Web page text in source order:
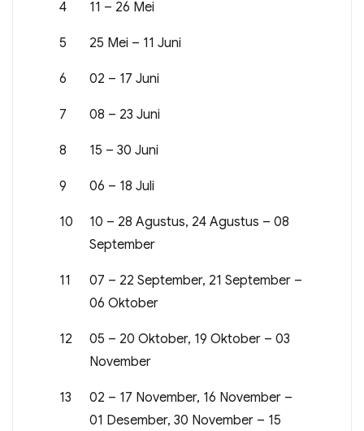
4 11 – 26 Mei
5 25 Mei – 11 Juni
6 02 – 17 Juni
7 08 – 23 Juni
8 15 – 30 Juni
9 06 – 18 Juli
10
10 – 28 Agustus, 24 Agustus – 08
September
11
07 – 22 September, 21 September –
06 Oktober
12
05 – 20 Oktober, 19 Oktober – 03
November
13
02 – 17 November, 16 November –
01 Desember, 30 November – 15